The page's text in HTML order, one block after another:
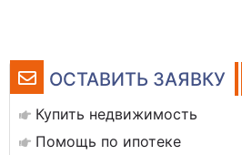
ОСТАВИТЬ ЗАЯВКУ
Купить недвижимость
Помощь по ипотеке